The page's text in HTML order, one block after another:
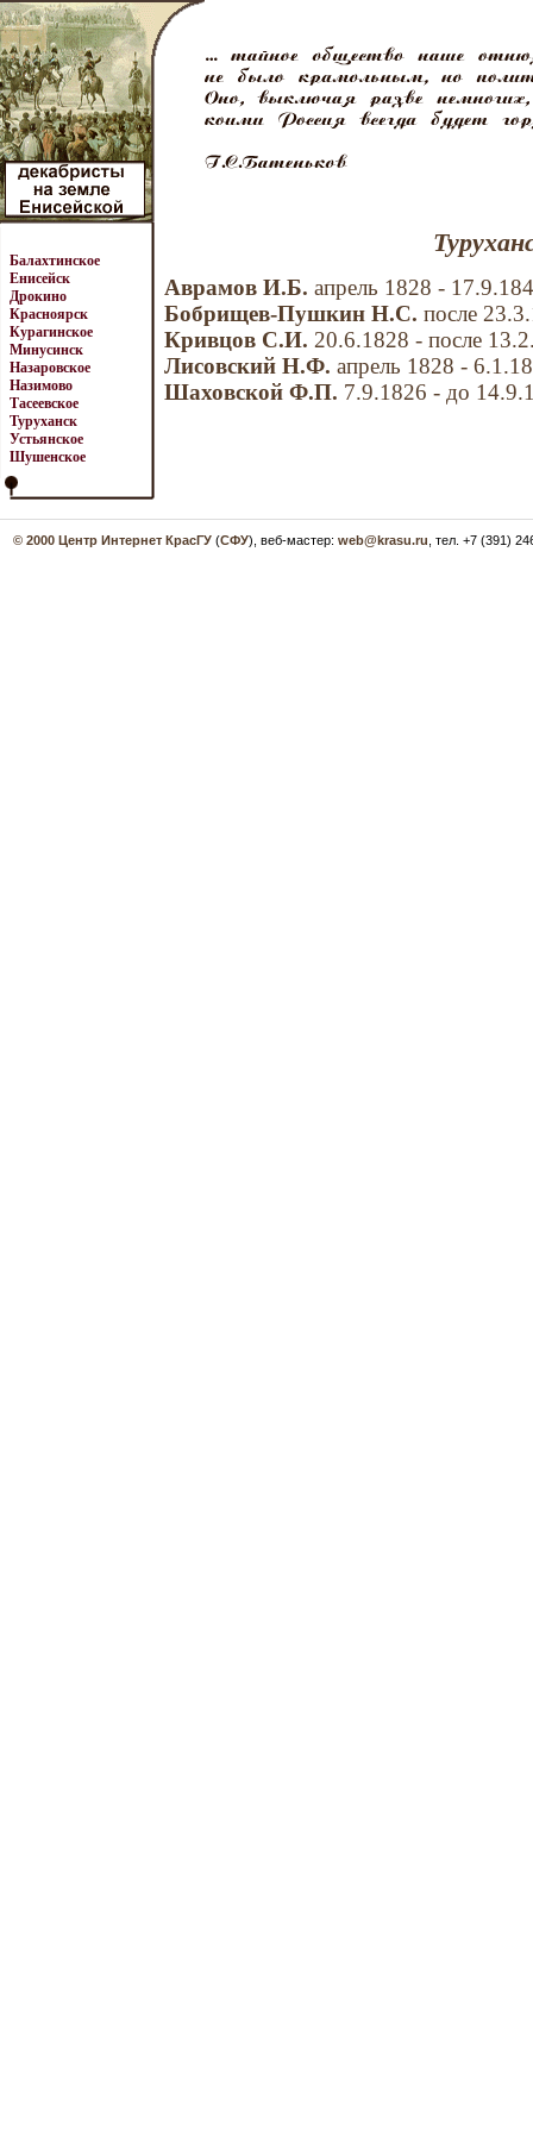
Балахтинское
Енисейск
Дрокино
Красноярск
Курагинское
Минусинск
Назаровское
Назимово
Тасеевское
Туруханск
Устьянское
Шушенское
Аврамов И.Б. апрель 1828 -
Бобрищев-Пушкин Н.С. после
Кривцов С.И. 20.6.1828 - после
Лисовский Н.Ф. апрель 1828 -
Шаховской Ф.П. 7.9.1826 - до
© 2000 Центр Интернет КрасГУ(СФУ), веб-мастер: web@krasu.ru , тел. +7 (391)